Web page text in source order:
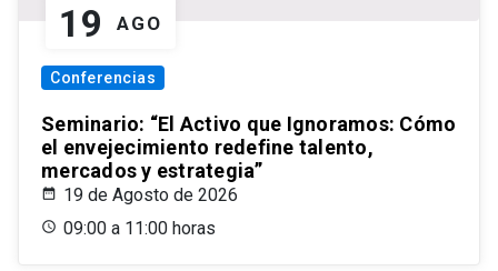
19 AGO
Conferencias
Seminario: “El Activo que Ignoramos: Cómo
el envejecimiento redefine talento,
mercados y estrategia”
19 de Agosto de 2026
09:00 a 11:00 horas